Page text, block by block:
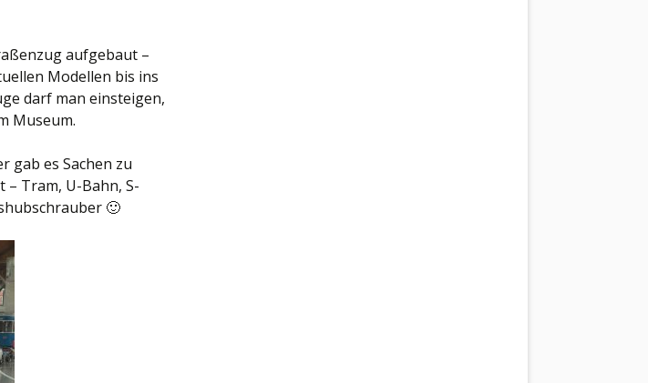
aufgebaut –
Modellen bis ins
darf man einsteigen,
Museum.
gab es Sachen zu
– Tram, U-Bahn, S-
🙂